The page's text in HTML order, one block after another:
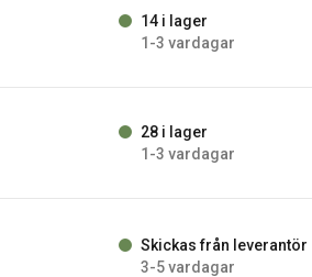
14 i lager
1-3 vardagar
28 i lager
1-3 vardagar
Skickas från leverantör
3-5 vardagar